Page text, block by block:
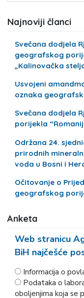
Najnoviji članci
Svečana dodjela
geografskog
„Kalinovačka
Usvojeni
oznaka
Svečana dodjela
porijekla
Održana 24.
prirodnih
voda u Bosni i
Očitovanje o
geografskog
Anketa
Web stranicu
BiH najčešće
Informacija o
Podataka o
oboljenjima koja se